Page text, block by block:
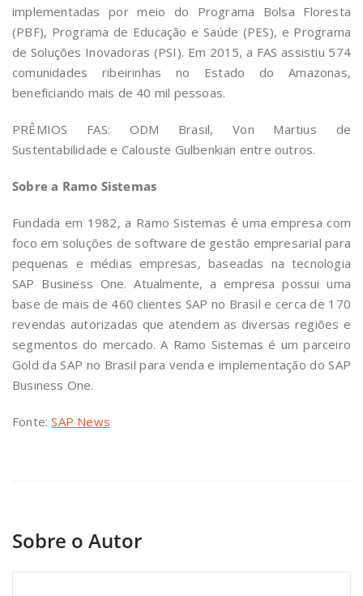
implementadas por meio do Programa Bolsa Floresta
(PBF), Programa de Educação e Saúde (PES), e Programa
de Soluções Inovadoras (PSI). Em 2015, a FAS assistiu 574
comunidades ribeirinhas no Estado do Amazonas,
beneficiando mais de 40 mil pessoas.
PRÊMIOS FAS: ODM Brasil, Von Martius de
Sustentabilidade e Calouste Gulbenkian entre outros.
Sobre a Ramo Sistemas
Fundada em 1982, a Ramo Sistemas é uma empresa com
foco em soluções de software de gestão empresarial para
pequenas e médias empresas, baseadas na tecnologia
SAP Business One. Atualmente, a empresa possui uma
base de mais de 460 clientes SAP no Brasil e cerca de 170
revendas autorizadas que atendem as diversas regiões e
segmentos do mercado. A Ramo Sistemas é um parceiro
Gold da SAP no Brasil para venda e implementação do SAP
Business One.
Fonte:SAP News
Sobre o Autor